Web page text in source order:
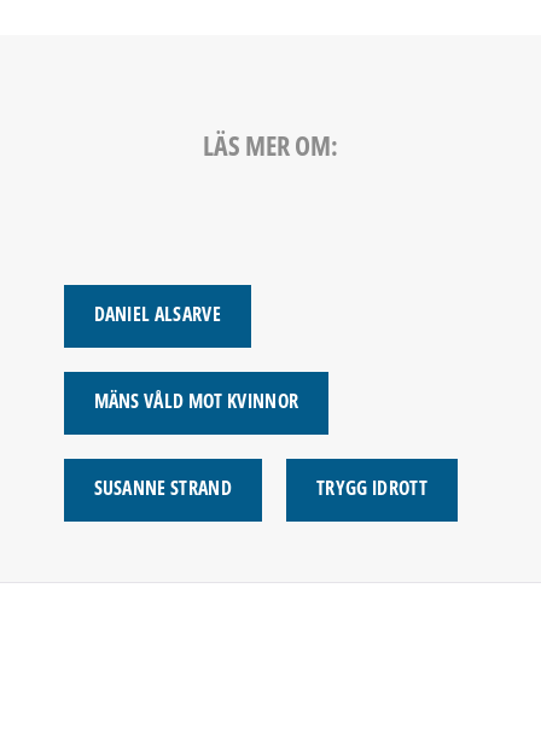
LÄS MER OM:
DANIEL ALSARVE
MÄNS VÅLD MOT KVINNOR
SUSANNE STRAND TRYGG IDROTT